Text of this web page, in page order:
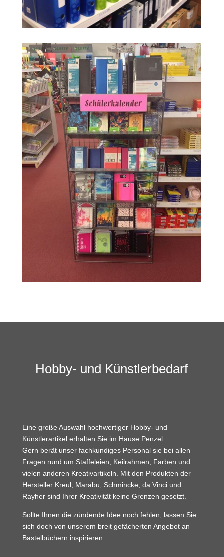
Hobby- und Künstlerbedarf
Eine große Auswahl hochwertiger Hobby- und
Künstlerartikel erhalten Sie im Hause Penzel
Gern berät unser fachkundiges Personal sie bei allen
Fragen rund um Staffeleien, Keilrahmen, Farben und
vielen anderen Kreativartikeln. Mit den Produkten der
Hersteller Kreul, Marabu, Schmincke, da Vinci und
Rayher sind Ihrer Kreativität keine Grenzen gesetzt.
Sollte Ihnen die zündende Idee noch fehlen, lassen Sie
sich doch von unserem breit gefächerten Angebot an
Bastelbüchern inspirieren.